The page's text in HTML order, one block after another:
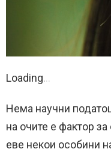
Loading...
Нема научни
на очите е фактор
еве некои особини